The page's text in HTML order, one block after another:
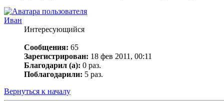
Иван
Интересующийся
Сообщения: 65
Зарегистрирован: 18 фев 2011, 00:11
Благодарил (а): 0 раз.
Поблагодарили: 5 раз.
Вернуться к началу